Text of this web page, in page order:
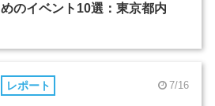
めのイベント10選：東京都内
レポート 7/16